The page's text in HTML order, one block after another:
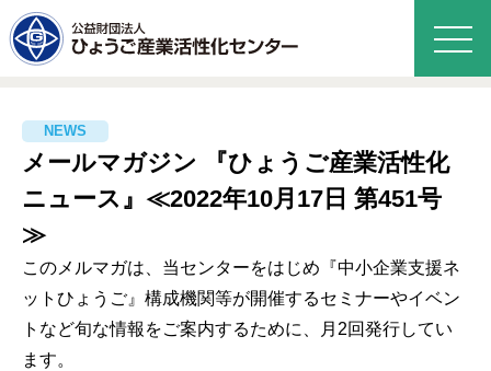
メールマガジン 『ひょうご産業活性化
ニュース』≪2022年10月17日 第451号
≫
このメルマガは、当センターをはじめ『中小企業支援ネ
ットひょうご』構成機関等が開催するセミナーやイベン
トなど旬な情報をご案内するために、月2回発行してい
ます。